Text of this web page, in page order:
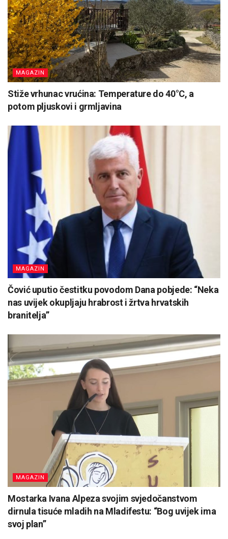
MAGAZIN
Stiže vrhunac vrućina: Temperature do 40°C, a
potom pljuskovi i grmljavina
MAGAZIN
Čović uputio čestitku povodom Dana pobjede: “Neka
nas uvijek okupljaju hrabrost i žrtva hrvatskih
branitelja”
MAGAZIN
Mostarka Ivana Alpeza svojim svjedočanstvom
dirnula tisuće mladih na Mladifestu: “Bog uvijek ima
svoj plan”